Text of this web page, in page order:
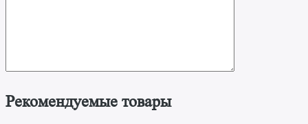
Рекомендуемые товары